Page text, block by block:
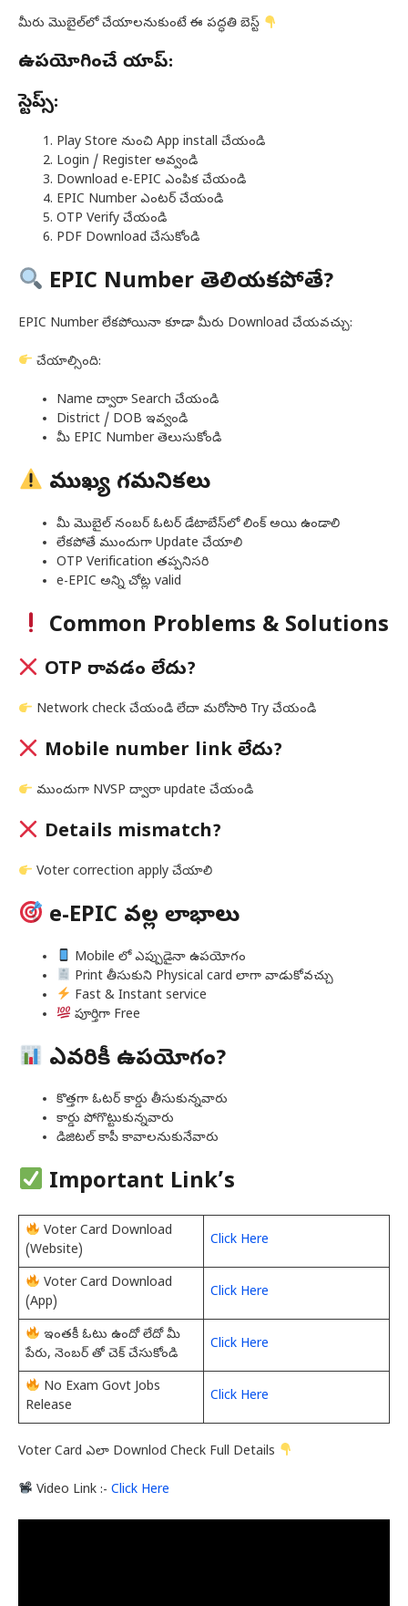
మీరు మొబైల్‌లో చేయాలనుకుంటే ఈ పద్ధతి బెస్ట్
ఉపయోగించే యాప్:
స్టెప్స్:
Play Store నుంచి App install చేయండి
Login / Register అవ్వండి
Download e-EPIC ఎంపిక చేయండి
EPIC Number ఎంటర్ చేయండి
OTP Verify చేయండి
PDF Download చేసుకోండి
EPIC Number తెలియకపోతే?
EPIC Number లేకపోయినా కూడా మీరు Download చేయవచ్చు:
చేయాల్సింది:
Name ద్వారా Search చేయండి
District / DOB ఇవ్వండి
మీ EPIC Number తెలుసుకోండి
ముఖ్య గమనికలు
మీ మొబైల్ నంబర్ ఓటర్ డేటాబేస్‌లో లింక్ అయి ఉండాలి
లేకపోతే ముందుగా Update చేయాలి
OTP Verification తప్పనిసరి
e-EPIC అన్ని చోట్ల valid
Common Problems & Solutions
OTP రావడం లేదు?
Network check చేయండి లేదా మరోసారి Try చేయండి
Mobile number link లేదు?
ముందుగా NVSP ద్వారా update చేయండి
Details mismatch?
Voter correction apply చేయాలి
e-EPIC వల్ల లాభాలు
Mobile లో ఎప్పుడైనా ఉపయోగం
Print తీసుకుని Physical card లాగా వాడుకోవచ్చు
Fast & Instant service
పూర్తిగా Free
ఎవరికీ ఉపయోగం?
కొత్తగా ఓటర్ కార్డు తీసుకున్నవారు
కార్డు పోగొట్టుకున్నవారు
డిజిటల్ కాపీ కావాలనుకునేవారు
Important Link’s
Voter Card Download
(Website)
Click Here
Voter Card Download
(App)
Click Here
ఇంతకీ ఓటు ఉందో లేదో మీ
పేరు, నెంబర్ తో చెక్ చేసుకోండి
Click Here
No Exam Govt Jobs
Release
Click Here
Voter Card ఎలా Downlod Check Full Details
Video Link :- Click Here